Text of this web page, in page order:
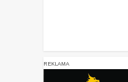
REKLAMA